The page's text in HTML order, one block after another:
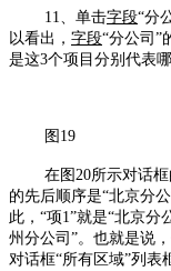
11、单击字段“分
以看出， 字段“分公司”
是这3个项目分别代表
图19
在图20所示对话
的先后顺序是“北京分
此，“项1”就是“北京分
州分公司”。也就是说
对话框“所有区域”列表